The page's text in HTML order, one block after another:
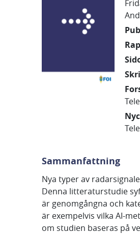
Sammanfattning
Nya typer av
Denna litteraturstudie
är genomgångna och
är exempelvis vilka AI-
om studien baseras på